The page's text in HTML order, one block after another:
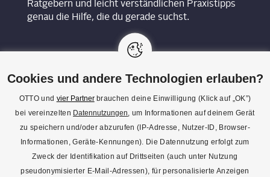
Ratgebern und leicht verständlichen Praxistipps
genau die Hilfe, die du gerade suchst.
KON­TAKT
REDAK­TI­ON
IMPRES­SUM
Cookies und andere Technologien erlauben?
OTTO und vier Partnerbrauchen deine Einwilligung (Klick auf „OK”)
bei vereinzelten Datennutzungen, um Informationen auf deinem Gerät
zu speichern und/oder abzurufen (IP-Adresse, Nutzer-ID, Browser-
Informationen, Geräte-Kennungen). Die Datennutzung erfolgt zum
Zweck der Identifikation auf Drittseiten (auch unter Nutzung
pseudonymisierter E-Mail-Adressen), für personalisierte Anzeigen